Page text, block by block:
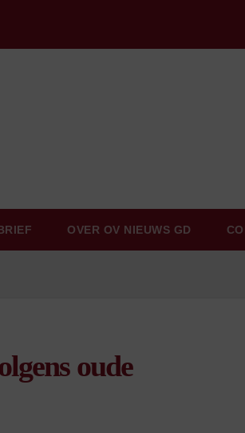
OVER OV NIEUWS GD
oude